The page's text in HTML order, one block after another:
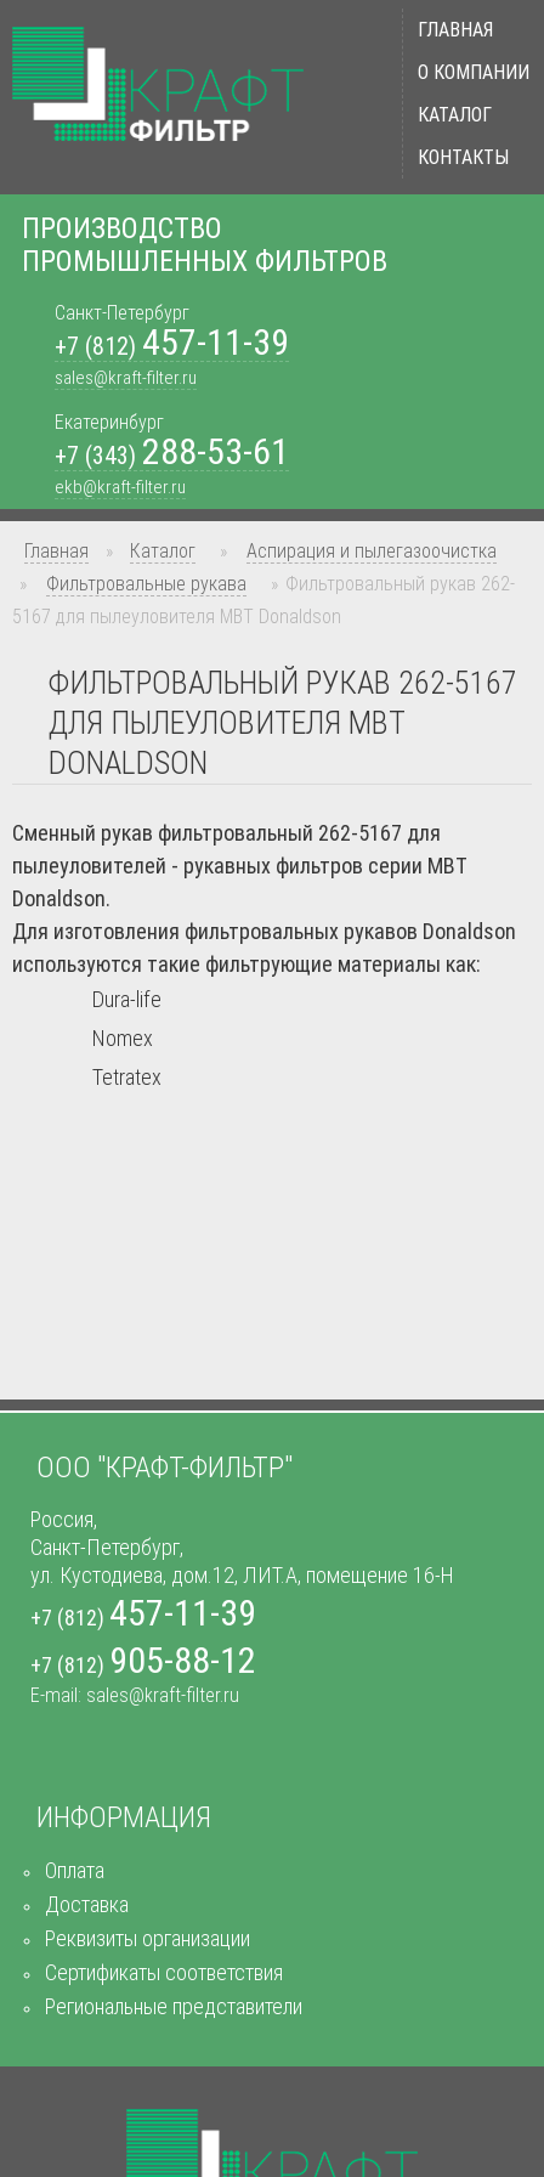
ПРОИЗВОДСТВО
ПРОМЫШЛЕННЫХ ФИЛЬТРОВ
Санкт-Петербург
+7 (812) 457-11-39
sales@kraft-filter.ru
Екатеринбург
+7 (343) 288-53-61
ekb@kraft-filter.ru
ГЛАВНАЯ
О КОМПАНИИ
КАТАЛОГ
КОНТАКТЫ
Главная » Каталог »
Аспирация и пылегазоочистка
»
Фильтровальные рукава » Фильтровальный рукав 262-
5167 для пылеуловителя MBT Donaldson
ФИЛЬТРОВАЛЬНЫЙ РУКАВ 262-5167
ДЛЯ ПЫЛЕУЛОВИТЕЛЯ MBT
DONALDSON
Сменный рукав фильтровальный 262-5167 для
пылеуловителей - рукавных фильтров серии MBT
Donaldson.
Для изготовления фильтровальных рукавов Donaldson
используются такие фильтрующие материалы как:
Dura-life
Nomex
Tetratex
ИНФОРМАЦИЯ
Оплата
Доставка
Реквизиты организации
Сертификаты соответствия
Региональные представители
ООО "КРАФТ-ФИЛЬТР"
Россия,
Санкт-Петербург,
ул. Кустодиева, дом.12, ЛИТ.А, помещение 16-Н
+7 (812) 457-11-39
+7 (812) 905-88-12
E-mail: sales@kraft-filter.ru